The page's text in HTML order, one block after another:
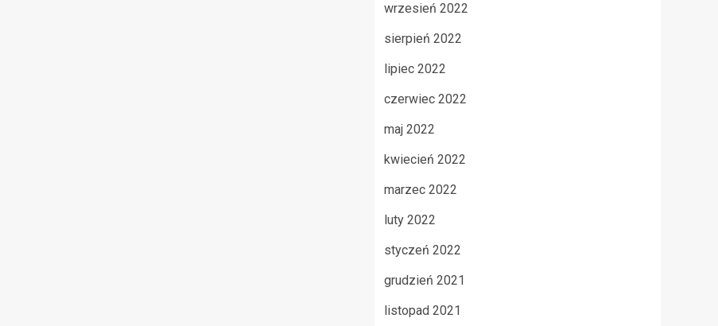
wrzesień 2022
sierpień 2022
lipiec 2022
czerwiec 2022
maj 2022
kwiecień 2022
marzec 2022
luty 2022
styczeń 2022
grudzień 2021
listopad 2021